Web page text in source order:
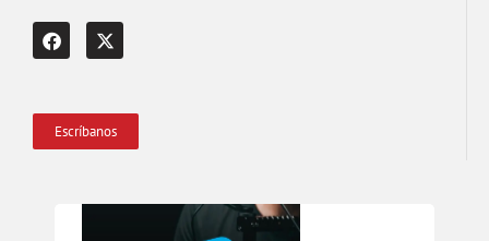
Escríbanos